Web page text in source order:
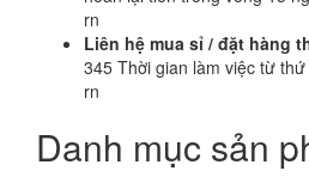
rn
Liên hệ mua sỉ / đặt hàng
345 Thời gian làm việc từ
rn
Danh mục sản